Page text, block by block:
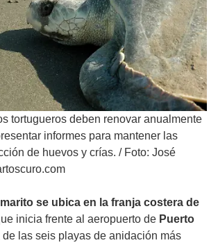
tortugueros deben renovar anualmente
informes para mantener las
de huevos y crías. / Foto: José
se ubica en la franja costera de
inicia frente al aeropuerto de Puerto
de las seis playas de anidación más